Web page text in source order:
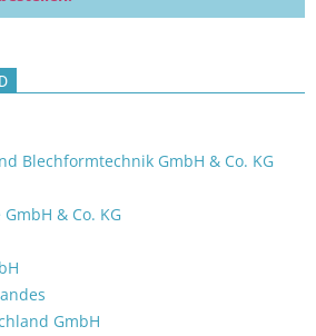
Blechformtechnik GmbH & Co. KG
& Co. KG
GmbH